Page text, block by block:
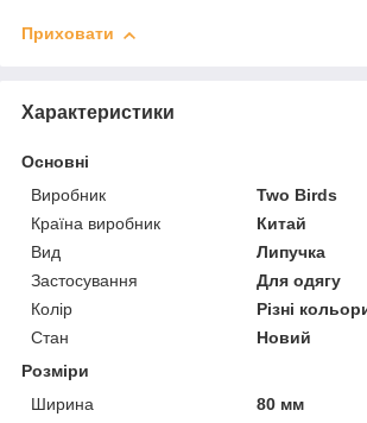
Приховати
Характеристики
Основні
Виробник
Two Birds
Країна виробник
Китай
Вид
Липучка
Застосування
Для одягу
Колір
Різні
Стан
Новий
Розміри
Ширина
80 мм